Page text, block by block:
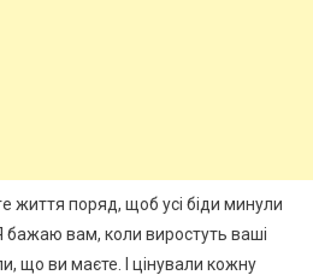
поряд, щоб усі біди минули
бажаю вам, коли виростуть ваші
що ви маєте. І цінували кожну